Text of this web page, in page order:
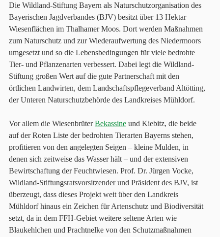
Die Wildland-Stiftung Bayern als Naturschutzorganisation des
Bayerischen Jagdverbandes (BJV) besitzt über 13 Hektar
Wiesenflächen im Thalhamer Moos. Dort werden Maßnahmen
zum Naturschutz und zur Wiederaufwertung des Niedermoors
umgesetzt und so die Lebensbedingungen für viele bedrohte
Tier- und Pflanzenarten verbessert. Dabei legt die Wildland-
Stiftung großen Wert auf die gute Partnerschaft mit den
örtlichen Landwirten, dem Landschaftspflegeverband Altötting,
der Unteren Naturschutzbehörde des Landkreises Mühldorf.
Vor allem die WiesenbrüterBekassineund Kiebitz, die beide
auf der Roten Liste der bedrohten Tierarten Bayerns stehen,
profitieren von den angelegten Seigen – kleine Mulden, in
denen sich zeitweise das Wasser hält – und der extensiven
Bewirtschaftung der Feuchtwiesen. Prof. Dr. Jürgen Vocke,
Wildland-Stiftungsratsvorsitzender und Präsident des BJV, ist
überzeugt, dass dieses Projekt weit über den Landkreis
Mühldorf hinaus ein Zeichen für Artenschutz und Biodiversität
setzt, da in dem FFH-Gebiet weitere seltene Arten wie
Blaukehlchen und Prachtnelke von den Schutzmaßnahmen